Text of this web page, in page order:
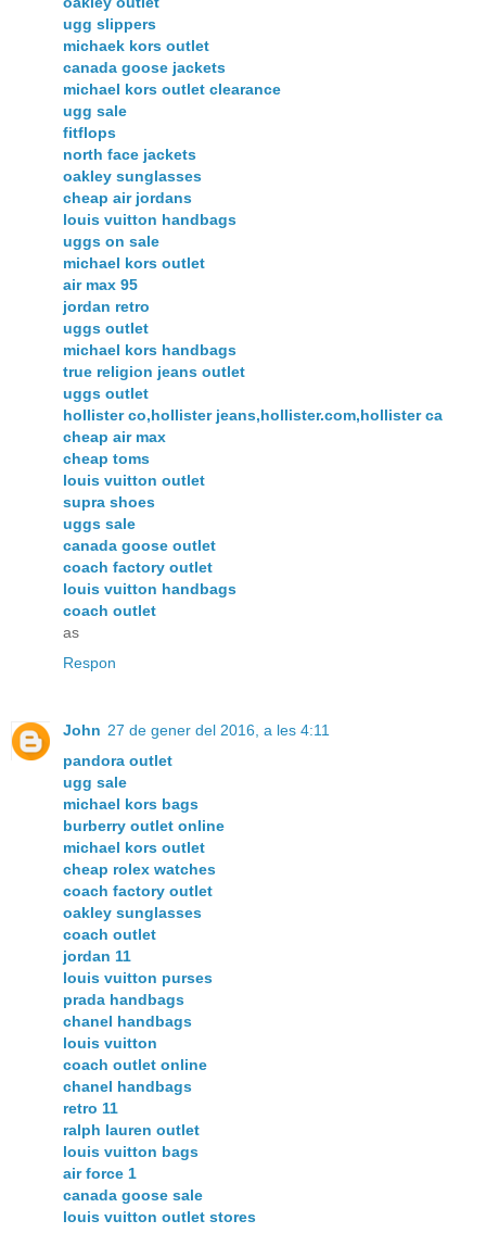
ugg slippers
michaek kors outlet
canada goose jackets
michael kors outlet clearance
ugg sale
fitflops
north face jackets
oakley sunglasses
cheap air jordans
louis vuitton handbags
uggs on sale
michael kors outlet
air max 95
jordan retro
uggs outlet
michael kors handbags
true religion jeans outlet
uggs outlet
hollister co,hollister jeans,hollister.com,hollister ca
cheap air max
cheap toms
louis vuitton outlet
supra shoes
uggs sale
canada goose outlet
coach factory outlet
louis vuitton handbags
coach outlet
as
Respon
John 27 de gener del 2016, a les 4:11
pandora outlet
ugg sale
michael kors bags
burberry outlet online
michael kors outlet
cheap rolex watches
coach factory outlet
oakley sunglasses
coach outlet
jordan 11
louis vuitton purses
prada handbags
chanel handbags
louis vuitton
coach outlet online
chanel handbags
retro 11
ralph lauren outlet
louis vuitton bags
air force 1
canada goose sale
louis vuitton outlet stores